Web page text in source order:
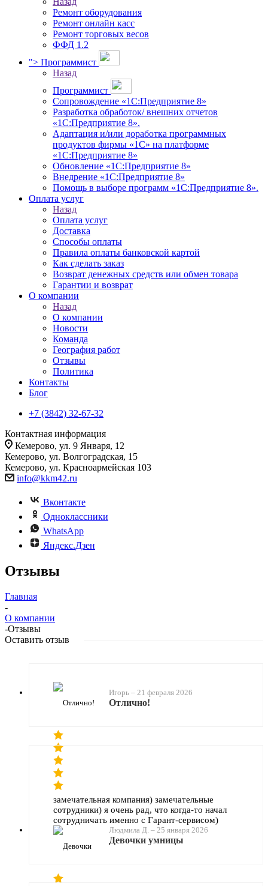
Ремонт оборудования
Ремонт онлайн касс
Ремонт торговых весов
ФФД 1.2
"> Программист
Назад
Программист
Сопровождение «1С:Предприятие 8»
Разработка обработок/ внешних отчетов
«1С:Предприятие 8».
Адаптация и/или доработка программных
продуктов фирмы «1С» на платформе
«1С:Предприятие 8»
Обновление «1С:Предприятие 8»
Внедрение «1С:Предприятие 8»
Помощь в выборе программ «1С:Предприятие 8».
Оплата услуг
Назад
Оплата услуг
Доставка
Способы оплаты
Правила оплаты банковской картой
Как сделать заказ
Возврат денежных средств или обмен товара
Гарантии и возврат
О компании
Назад
О компании
Новости
Команда
География работ
Отзывы
Политика
Контакты
Блог
+7 (3842) 32-67-32
Контактная информация
Кемерово, ул. 9 Января, 12
Кемерово, ул. Волгоградская, 15
Кемерово, ул. Красноармейская 103
info@kkm42.ru
Вконтакте
Одноклассники
WhatsApp
Яндекс.Дзен
Отзывы
Главная
-
О компании
-Отзывы
Оставить отзыв
Игорь – 21 февраля 2026
Отлично!
замечательная компания) замечательные
сотрудники) я очень рад, что когда-то начал
сотрудничать именно с Гарант-сервисом)
Людмила Д. – 25 января 2026
Девочки умницы